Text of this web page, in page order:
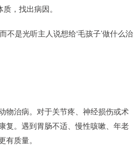
，找出病因。
不是光听主人说想给‘毛孩子’做什么治
物治病。对于关节疼、神经损伤或术
复。遇到胃肠不适、慢性咳嗽、年老
质量。